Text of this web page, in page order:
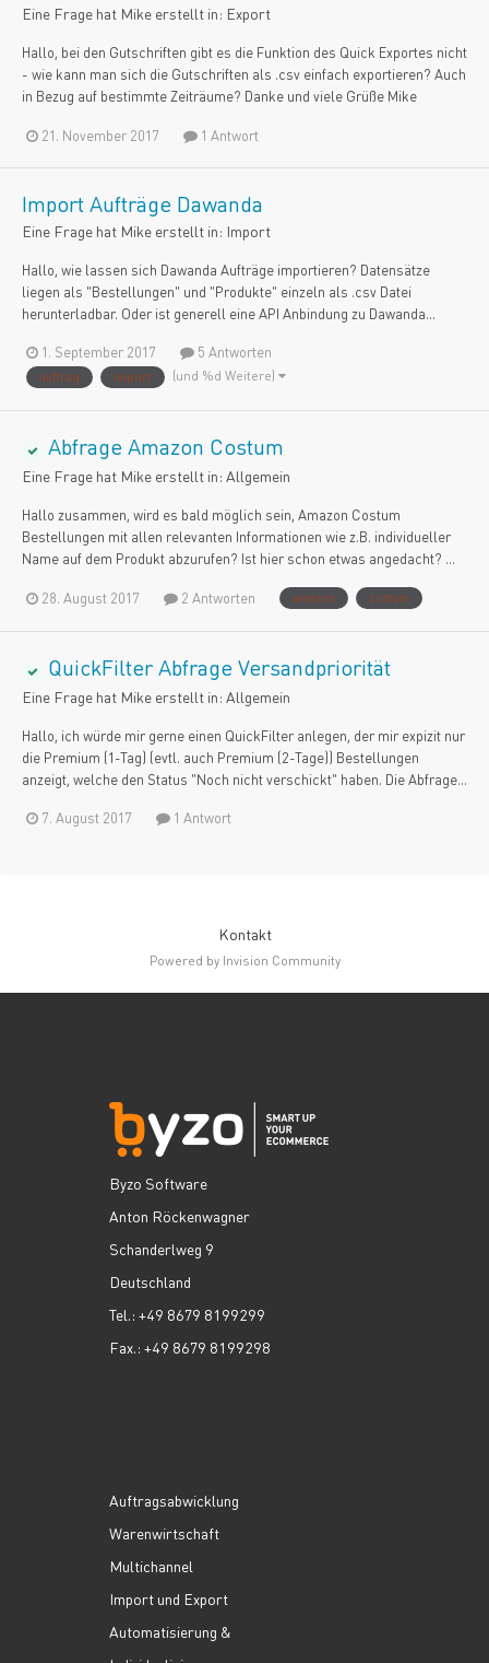
Eine Frage hat Mike erstellt in: Export
Hallo, bei den Gutschriften gibt es die Funktion des Quick Exportes nicht
- wie kann man sich die Gutschriften als .csv einfach exportieren? Auch
in Bezug auf bestimmte Zeiträume? Danke und viele Grüße Mike
21. November 2017 1 Antwort
Import Aufträge Dawanda
Eine Frage hat Mike erstellt in: Import
Hallo, wie lassen sich Dawanda Aufträge importieren? Datensätze
liegen als "Bestellungen" und "Produkte" einzeln als .csv Datei
herunterladbar. Oder ist generell eine API Anbindung zu Dawanda...
1. September 2017 5 Antworten
auftrag import (und %d Weitere)
Abfrage Amazon Costum
Eine Frage hat Mike erstellt in: Allgemein
Hallo zusammen, wird es bald möglich sein, Amazon Costum
Bestellungen mit allen relevanten Informationen wie z.B. individueller
Name auf dem Produkt abzurufen? Ist hier schon etwas angedacht? ...
28. August 2017 2 Antworten amazon costum
QuickFilter Abfrage Versandpriorität
Eine Frage hat Mike erstellt in: Allgemein
Hallo, ich würde mir gerne einen QuickFilter anlegen, der mir expizit nur
die Premium (1-Tag) (evtl. auch Premium (2-Tage)) Bestellungen
anzeigt, welche den Status "Noch nicht verschickt" haben. Die Abfrage...
7. August 2017 1 Antwort
Kontakt
Powered by Invision Community
Byzo Software
Anton Röckenwagner
Schanderlweg 9
Deutschland
Tel.: +49 8679 8199299
Fax.: +49 8679 8199298
Auftragsabwicklung
Warenwirtschaft
Multichannel
Import und Export
Automatisierung &